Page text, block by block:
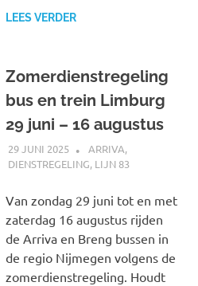
LEES VERDER
Zomerdienstregeling
bus en trein Limburg
29 juni – 16 augustus
29 JUNI 2025 JOHAN
ARRIVA,
DIENSTREGELING, LIJN 83
Van zondag 29 juni tot en met
zaterdag 16 augustus rijden
de Arriva en Breng bussen in
de regio Nijmegen volgens de
zomerdienstregeling. Houdt